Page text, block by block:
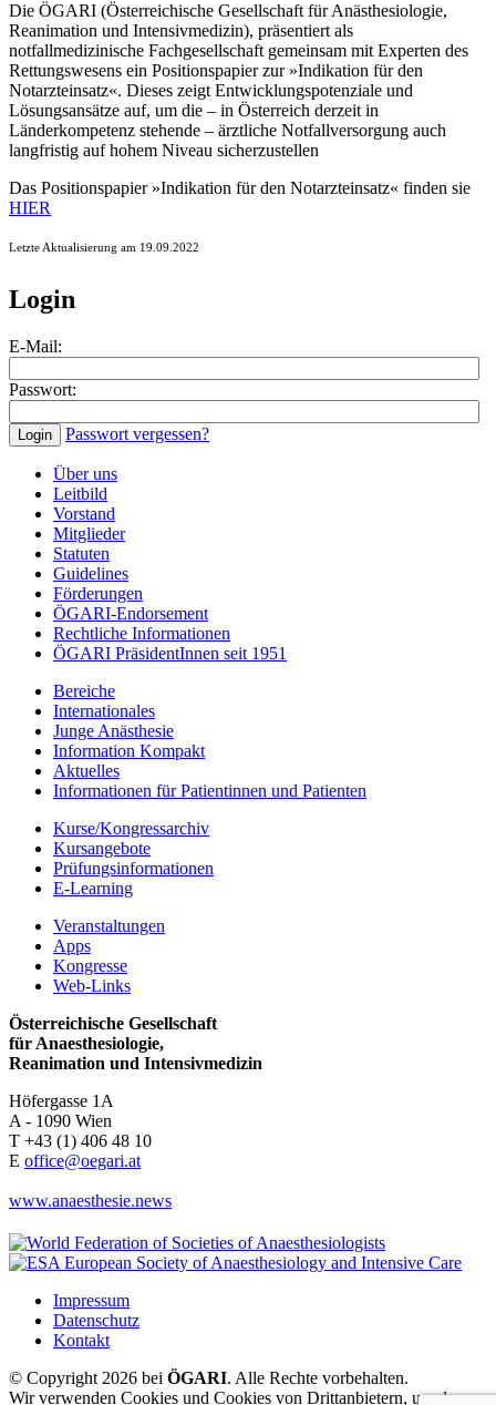
Die ÖGARI (Österreichische Gesellschaft für Anästhesiologie,
Reanimation und Intensivmedizin), präsentiert als
notfallmedizinische Fachgesellschaft gemeinsam mit Experten des
Rettungswesens ein Positionspapier zur »Indikation für den
Notarzteinsatz«. Dieses zeigt Entwicklungspotenziale und
Lösungsansätze auf, um die – in Österreich derzeit in
Länderkompetenz stehende – ärztliche Notfallversorgung auch
langfristig auf hohem Niveau sicherzustellen
Das Positionspapier »Indikation für den Notarzteinsatz« finden sie
HIER
Letzte Aktualisierung am 19.09.2022
Login
E-Mail:
Passwort:
Passwort vergessen?
Über uns
Leitbild
Vorstand
Mitglieder
Statuten
Guidelines
Förderungen
ÖGARI-Endorsement
Rechtliche Informationen
ÖGARI PräsidentInnen seit 1951
Bereiche
Internationales
Junge Anästhesie
Information Kompakt
Aktuelles
Informationen für Patientinnen und Patienten
Kurse/Kongressarchiv
Kursangebote
Prüfungsinformationen
E-Learning
Veranstaltungen
Apps
Kongresse
Web-Links
Österreichische Gesellschaft
für Anaesthesiologie,
Reanimation und Intensivmedizin
Höfergasse 1A
A - 1090 Wien
T +43 (1) 406 48 10
E office@oegari.at
www.anaesthesie.news
Impressum
Datenschutz
Kontakt
© Copyright 2026 bei ÖGARI. Alle Rechte vorbehalten.
Wir verwenden Cookies und Cookies von Drittanbietern, um den